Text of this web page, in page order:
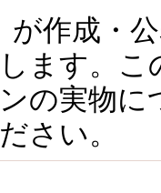
が作成・
します。
ンの実物に
ださい。